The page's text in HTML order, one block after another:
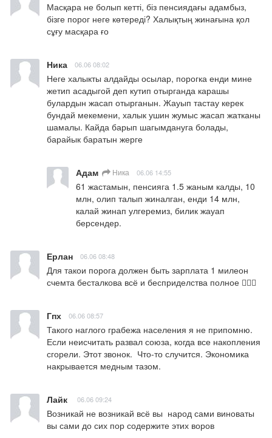
Масқара не болып кетті, біз пенсиядағы адамбыз,
бізге порог неге көтереді? Халықтың жинағына қол
сұғу масқара ғо
Ника 06.06 08:02
Неге халыкты алдайды осылар, порогка енди мине
жетип асадыгой деп кутип отырганда карашы
булардын жасап отырганын. Жауып тастау керек
бундай мекемени, халык ушин жумыс жасап жатканы
шамалы. Кайда барып шагымдануга болады,
барайык баратын жерге
Адам Ника 06.06 14:55
61 жастамын, пенсияга 1.5 жаным калды, 10
млн, олип талып жиналган, енди 14 млн,
калай жинап улгеремиз, билик жауап
берсендер.
Ерлан 06.06 08:48
Для такои порога должен быть зарплата 1 милеон
счемта бесталкова всё и бесприделства полное 🤦🏻‍♂️
Гпх 06.06 08:57
Такого наглого грабежа населения я не припомню.
Если неисчитать развал союза, когда все накопления
сгорели. Этот звонок.  Что-то случится. Экономика
накрывается медным тазом.
Лайк 06.06 09:24
Возникай не возникай всё вы  народ сами виноваты
вы сами до сих пор содержите этих воров